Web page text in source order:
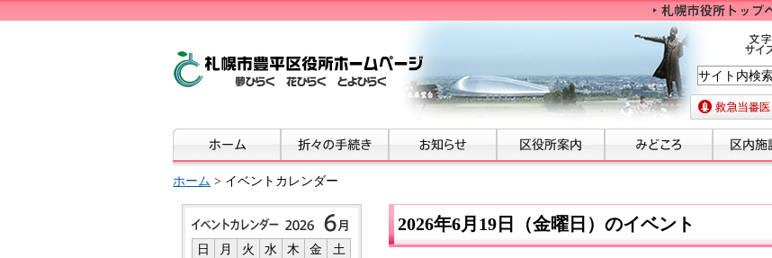
文字サイズ
救急当番医
ホーム > イベントカレンダー
日 月 火 水 木 金
土
2026年6月19日（金曜日）のイベント